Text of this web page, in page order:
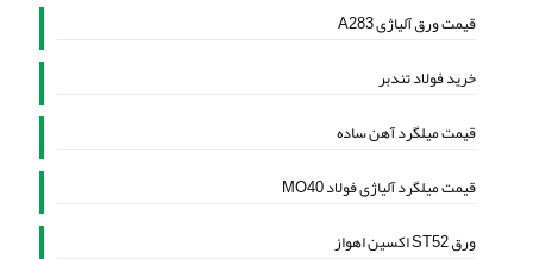
قیمت ورق آلیاژی A283
خرید فولاد تندبر
قیمت میلگرد آهن ساده
قیمت میلگرد آلیاژی فولاد MO40
ورق ST52 اکسین اهواز